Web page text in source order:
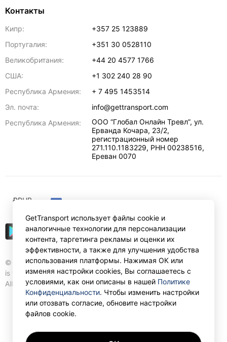
Контакты
Кипр:
+357 25 123889
Португалия:
+351 30 0528110
Великобритания:
+44 20 4577 1766
США:
+1 302 240 28 90
Республика Армения:
+ 7 495 1453514
Эл. почта:
info@gettransport.com
Республика Армения:
ООО “Глобал Онлайн Тревл”, ул.
Ерванда Кочара, 23/2,
регистрационный номер
271.110.1183229, РНН 00238516,
Ереван 0070
© Gettransport International Limited. GetTransport®
is trademark of Gettransport International Limited.
All rights reserved.
₽RUB
GetTransport использует файлы cookie и
аналогичные технологии для персонализации
контента, таргетинга рекламы и оценки их
эффективности, а также для улучшения удобства
использования платформы. Нажимая ОК или
изменяя настройки cookies, Вы соглашаетесь с
условиями, как они описаны в нашей Политике
Конфиденциальности. Чтобы изменить настройки
или отозвать согласие, обновите настройки
файлов cookie.